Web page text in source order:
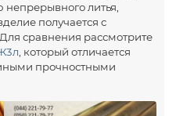
литья,
получается с
сравнения рассмотрите
, который отличается
прочностными